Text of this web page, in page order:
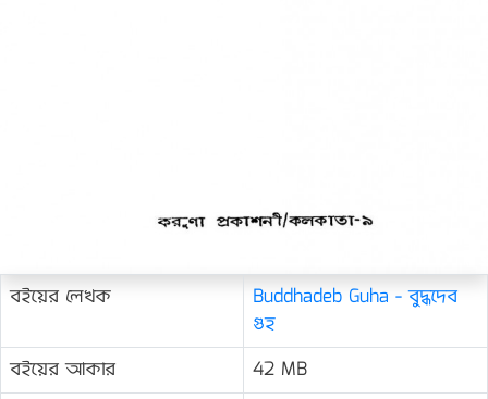
বইয়ের লেখক
Buddhadeb Guha - বুদ্ধদেব
গুহ
বইয়ের আকার
42 MB